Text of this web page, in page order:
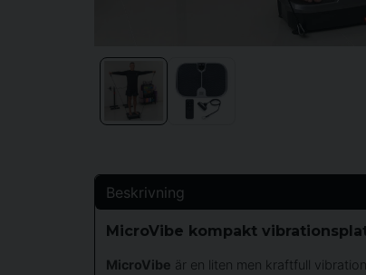
Beskrivning
MicroVibe kompakt
MicroVibe är en liten men kraftfull